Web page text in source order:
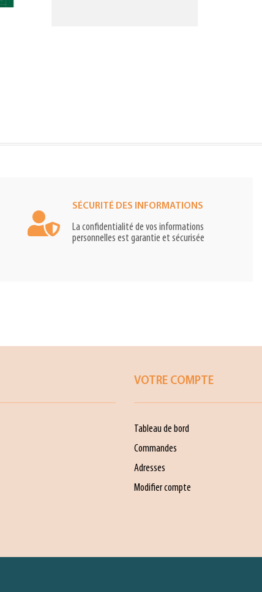
SÉCURITÉ DES INFORMATIONS
La confidentialité de vos informations
personnelles est garantie et sécurisée
VOTRE COMPTE
Tableau de bord
Commandes
Adresses
Modifier compte